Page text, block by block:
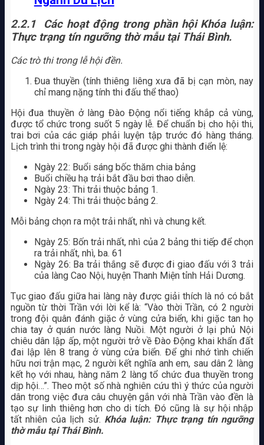
2.2.1 Các hoạt động trong phần hội Khóa luận:
Thực trạng tín ngưỡng thờ mẫu tại Thái Bình.
Các trò thi trong lễ hội đền.
Đua thuyền (tính thiêng liêng xưa đã bị cạn mòn, nay
chỉ mang nặng tính thi đấu thể thao)
Hội đua thuyền ở làng Đào Động nổi tiếng khắp cả vùng,
được tổ chức trong suốt 5 ngày lễ. Để chuẩn bị cho hội thi,
trai bơi của các giáp phải luyện tập trước đó hàng tháng.
Lịch trình thi trong ngày hội đã được ghi thành điển lệ:
Ngày 22: Buổi sáng bốc thăm chia bảng
Buổi chiều hạ trải bắt đầu bơi thao diễn.
Ngày 23: Thi trải thuộc bảng 1.
Ngày 24: Thi trải thuộc bảng 2.
Mỗi bảng chọn ra một trải nhất, nhì và chung kết.
Ngày 25: Bốn trải nhất, nhì của 2 bảng thi tiếp để chọn
ra trải nhất, nhì, ba. 61
Ngày 26: Ba trải thắng sẽ được đi giao đấu với 3 trải
của làng Cao Nội, huyện Thanh Miện tỉnh Hải Dương.
Tục giao đấu giữa hai làng này được giải thích là nó có bắt
nguồn từ thời Trần với lời kể là: “Vào thời Trần, có 2 người
trong đội quân đánh giặc ở vùng cửa biển, khi giặc tan họ
chia tay ở quán nước làng Nuồi. Một người ở lại phủ Nội
chiêu dân lập ấp, một người trở về Đào Động khai khẩn đất
đai lập lên 8 trang ở vùng cửa biển. Để ghi nhớ tình chiến
hữu nơi trận mạc, 2 người kết nghĩa anh em, sau dân 2 làng
kết họ với nhau, hàng năm 2 làng tổ chức đua thuyền trong
dịp hội…”. Theo một số nhà nghiên cứu thì ý thức của người
dân trong việc đưa câu chuyện gắn với nhà Trần vào đền là
tạo sự linh thiêng hơn cho di tích. Đó cũng là sự hội nhập
tất nhiên của lịch sử. Khóa luận: Thực trạng tín ngưỡng
thờ mẫu tại Thái Bình.